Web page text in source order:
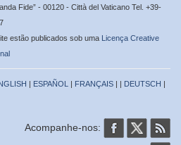
Fide” - 00120 - Città del Vaticano Tel. +39-
estão publicados sob uma Licença Creative
| ESPAÑOL | FRANÇAIS | | DEUTSCH |
Acompanhe-nos: